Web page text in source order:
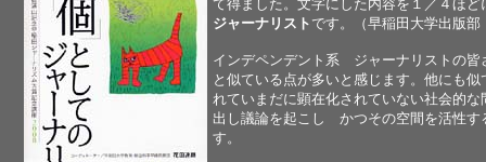
て得ました。文字にした内容を１／４
ジャーナリスト です。（早稲田大学出版
インデペンデント系 ジャーナリストの
と似ている点が多いと感じます。他にも
れていまだに顕在化されていない社会的
出し議論を起こし かつその空間を活性す
す。